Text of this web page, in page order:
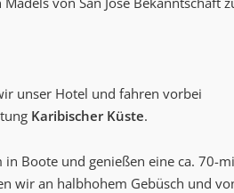
unser Hotel und fahren vorbei
Karibischer Küste.
Boote und genießen eine ca. 70-
wir an halbhohem Gebüsch und